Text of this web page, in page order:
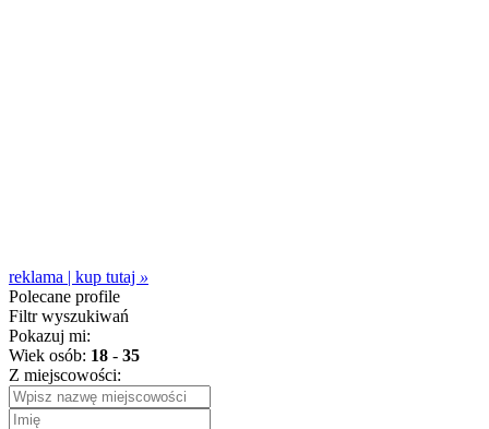
reklama | kup tutaj »
Polecane profile
Filtr wyszukiwań
Pokazuj mi:
Wiek osób: 18 - 35
Z miejscowości: